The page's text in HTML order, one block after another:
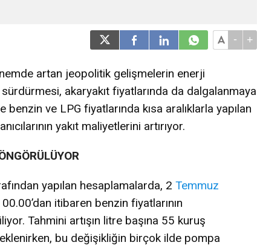
- +
artan jeopolitik gelişmelerin enerji
akaryakıt fiyatlarında da dalgalanmaya
benzin ve LPG fiyatlarında kısa aralıklarla yapılan
yakıt maliyetlerini artırıyor.
yapılan hesaplamalarda, 2 Temmuz
itibaren benzin fiyatlarının
Tahmini artışın litre başına 55 kuruş
bu değişikliğin birçok ilde pompa